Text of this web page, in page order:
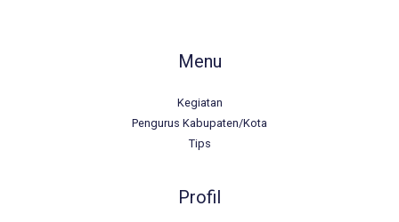
Menu
Kegiatan
Pengurus Kabupaten/Kota
Tips
Profil